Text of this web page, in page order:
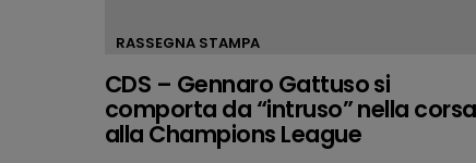
RASSEGNA STAMPA
CDS – Gennaro Gattuso si
comporta da “intruso” nella corsa
alla Champions League